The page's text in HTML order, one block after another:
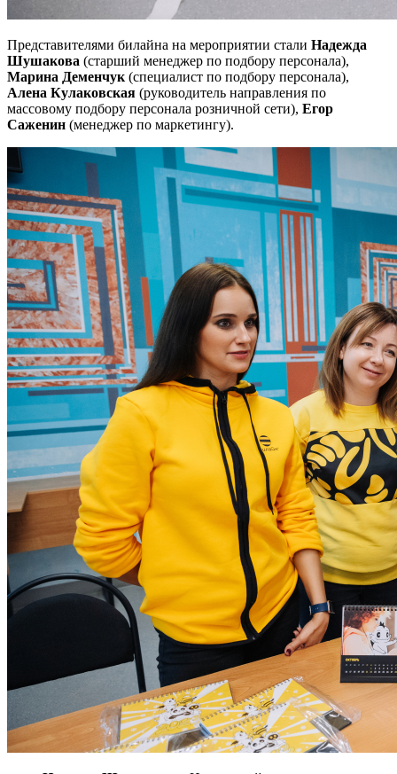
Представителями билайна на мероприятии стали Надежда
Шушакова (старший менеджер по подбору персонала),
Марина Деменчук(специалист по подбору персонала),
Алена Кулаковская (руководитель направления по
массовому подбору персонала розничной сети), Егор
Саженин (менеджер по маркетингу).